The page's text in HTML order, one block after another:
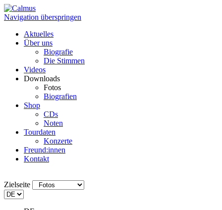
Navigation überspringen
Aktuelles
Über uns
Biografie
Die Stimmen
Videos
Downloads
Fotos
Biografien
Shop
CDs
Noten
Tourdaten
Konzerte
Freund:innen
Kontakt
Zielseite